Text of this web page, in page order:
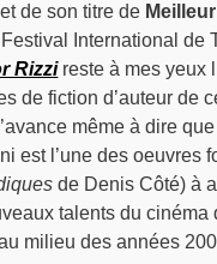
et de son titre de
International de
Rizzireste à mes yeux
de fiction d’auteur de
même à dire
est l’une des oeuvres
de Denis Côté) à
talents du cinéma
milieu des années